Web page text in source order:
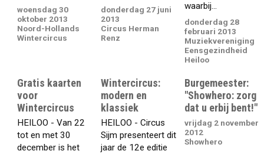
woensdag 30
oktober 2013
Noord-Hollands
Wintercircus
donderdag 27 juni
2013
Circus Herman
Renz
waarbij...
donderdag 28
februari 2013
Muziekvereniging
Eensgezindheid
Heiloo
Gratis kaarten
voor
Wintercircus
HEILOO - Van 22
tot en met 30
december is het
Wintercircus:
modern en
klassiek
HEILOO - Circus
Sijm presenteert dit
jaar de 12e editie
Burgemeester:
"Showhero: zorg
dat u erbij bent!"
vrijdag 2 november
2012
Showhero